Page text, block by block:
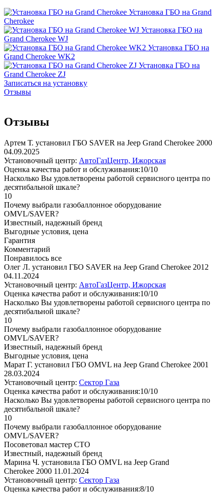
Установка ГБО на Grand
Cherokee
Установка ГБО на
Grand Cherokee WJ
Установка ГБО на
Grand Cherokee WK2
Установка ГБО на
Grand Cherokee ZJ
Записаться на установку
Отзывы
Отзывы
Артем Т. установил ГБО SAVER на Jeep Grand Cherokee 2000
04.09.2025
Установочный центр: АвтоГазЦентр, Ижорская
Оценка качества работ и обслуживания:10/10
Насколько Вы удовлетворены работой сервисного центра по
десятибальной шкале?
10
Почему выбрали газобаллонное оборудование
OMVL/SAVER?
Известный, надежный бренд
Выгодные условия, цена
Гарантия
Комментарий
Понравилось все
Олег Л. установил ГБО SAVER на Jeep Grand Cherokee 2012
04.11.2024
Установочный центр: АвтоГазЦентр, Ижорская
Оценка качества работ и обслуживания:10/10
Насколько Вы удовлетворены работой сервисного центра по
десятибальной шкале?
10
Почему выбрали газобаллонное оборудование
OMVL/SAVER?
Известный, надежный бренд
Выгодные условия, цена
Марат Г. установил ГБО OMVL на Jeep Grand Cherokee 2001
28.03.2024
Установочный центр: Сектор Газа
Оценка качества работ и обслуживания:10/10
Насколько Вы удовлетворены работой сервисного центра по
десятибальной шкале?
10
Почему выбрали газобаллонное оборудование
OMVL/SAVER?
Посоветовал мастер СТО
Известный, надежный бренд
Марина Ч. установила ГБО OMVL на Jeep Grand
Cherokee 2000 11.01.2024
Установочный центр: Сектор Газа
Оценка качества работ и обслуживания:8/10